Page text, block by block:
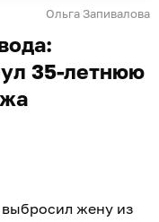
Ольга Запивалова
35-летнюю
жену из